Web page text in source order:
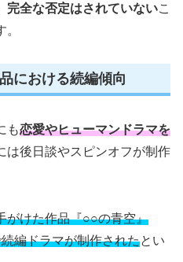
完全な否定はされていないこ
における続編傾向
も恋愛やヒューマンドラマを
は後日談やスピンオフが制作
がけた作品『○○の青空』
編ドラマが制作されたとい